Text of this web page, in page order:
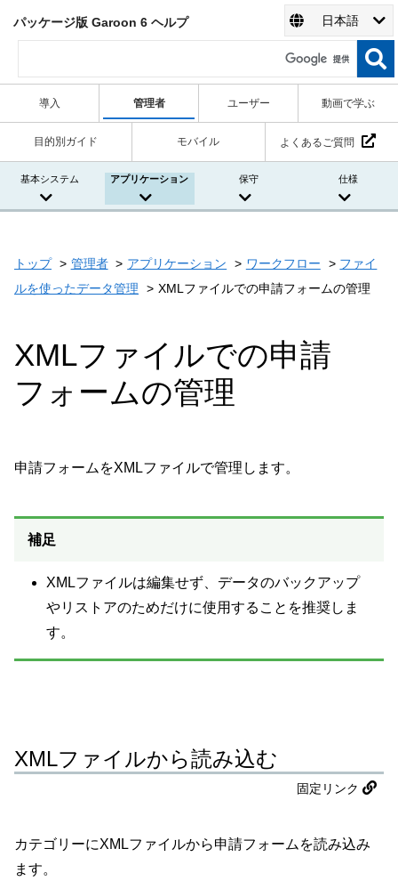
パッケージ版 Garoon 6 ヘルプ 日本語
導入 管理者 ユーザー 動画で学ぶ
目的別ガイド モバイル よくあるご質問
基本システム アプリケーション 保守 仕様
トップ 管理者 アプリケーション ワークフロー
ファイ
ルを使ったデータ管理
XMLファイルでの申請フォームの管理
XMLファイルでの申請
フォームの管理
申請フォームをXMLファイルで管理します。
補足
XMLファイルは編集せず、データのバックアップ
やリストアのためだけに使用することを推奨しま
す。
XMLファイルから読み込む
固定リンク
カテゴリーにXMLファイルから申請フォームを読み込み
ます。